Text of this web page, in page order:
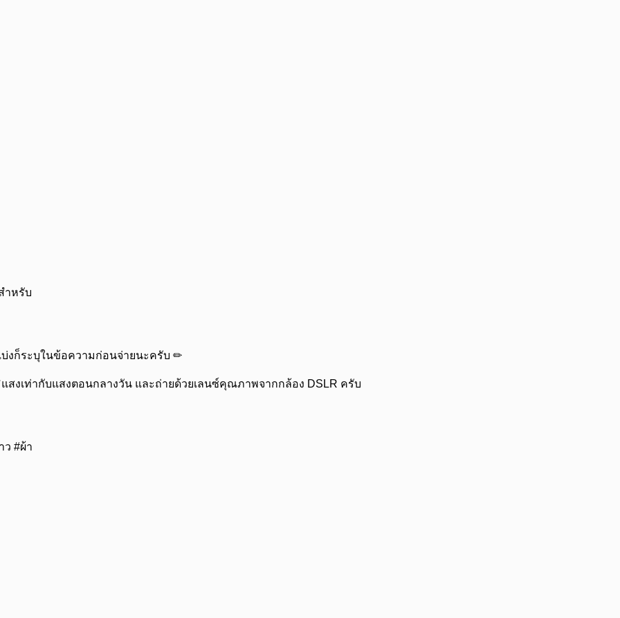
ำหรับ
บ่งก็ระบุในข้อความก่อนจ่ายนะครับ ✏
งเท่ากับแสงตอนกลางวัน และถ่ายด้วยเลนซ์คุณภาพจากกล้อง DSLR ครับ
ว #ผ้า